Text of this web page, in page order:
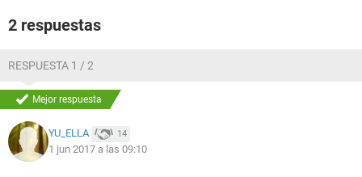
2 respuestas
RESPUESTA 1 / 2
Mejor respuesta
YU_ELLA 14
1 jun 2017 a las 09:10